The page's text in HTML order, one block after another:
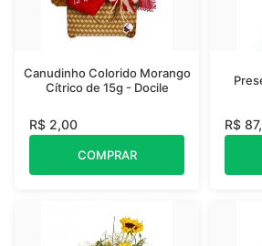
Canudinho Colorido Morango
Cítrico de 15g - Docile
R$ 2,00
COMPRAR
R$